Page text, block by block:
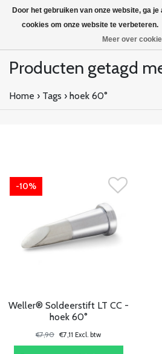
Producten getagd
Home › Tags › hoek 60°
-10%
Weller® Soldeerstift LT CC -
hoek 60°
€7,90 €7,11 Excl. btw
Door het gebruiken van onze website, ga
cookies om onze website te verbeteren.
Meer over